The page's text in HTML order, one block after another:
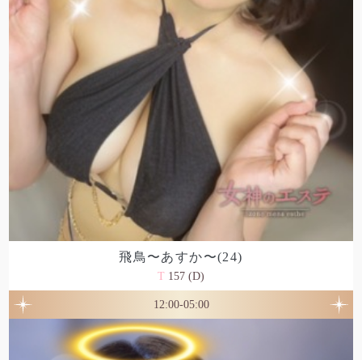
飛鳥〜あすか〜(24)
T 157 (D)
12:00-05:00